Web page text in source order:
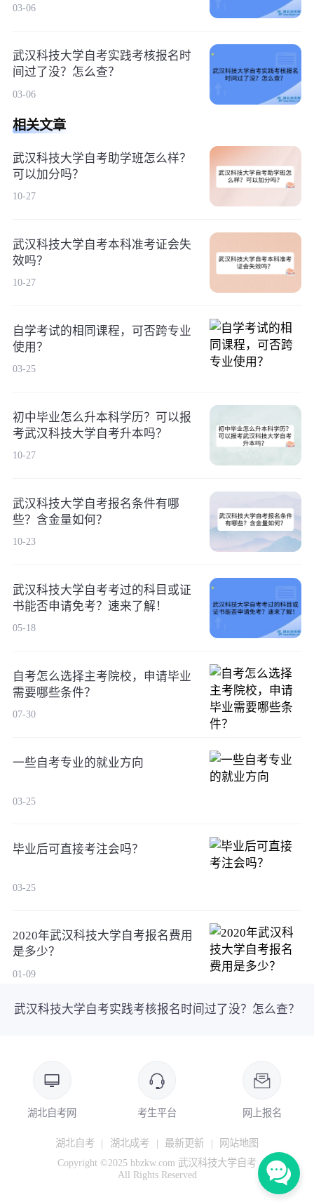
03-06
武汉科技大学自考实践考核报名时
间过了没？怎么查？
03-06
相关文章
武汉科技大学自考助学班怎么样？
可以加分吗？
10-27
武汉科技大学自考本科准考证会失
效吗？
10-27
自学考试的相同课程，可否跨专业
使用？
03-25
初中毕业怎么升本科学历？可以报
考武汉科技大学自考升本吗？
10-27
武汉科技大学自考报名条件有哪
些？含金量如何？
10-23
武汉科技大学自考考过的科目或证
书能否申请免考？速来了解！
05-18
自考怎么选择主考院校，申请毕业
需要哪些条件？
07-30
一些自考专业的就业方向
03-25
毕业后可直接考注会吗？
03-25
2020年武汉科技大学自考报名费用
是多少？
01-09
武汉科技大学自考实践考核报名时间过了没？怎么查？
湖北自考网 考生平台 网上报名
湖北自考 | 湖北成考 | 最新更新 |
网站地图
Copyright ©2025 hbzkw.com 武汉科技大学自考
All Rights Reserved